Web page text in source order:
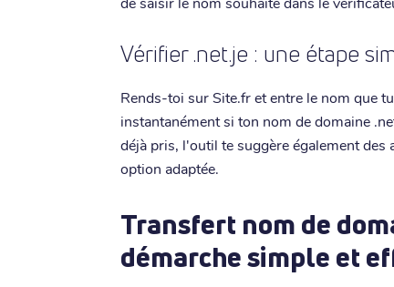
Vérifier .net.je : une étape
Rends-toi sur Site.fr et entre le nom que
instantanément si ton nom de domaine
déjà pris, l'outil te suggère également
option adaptée.
Transfert nom de
démarche simple et